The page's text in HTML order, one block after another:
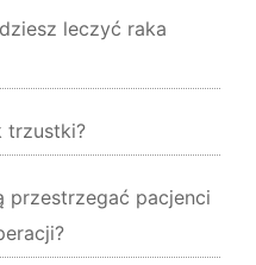
leczyć raka
trzustki?
przestrzegać pacjenci